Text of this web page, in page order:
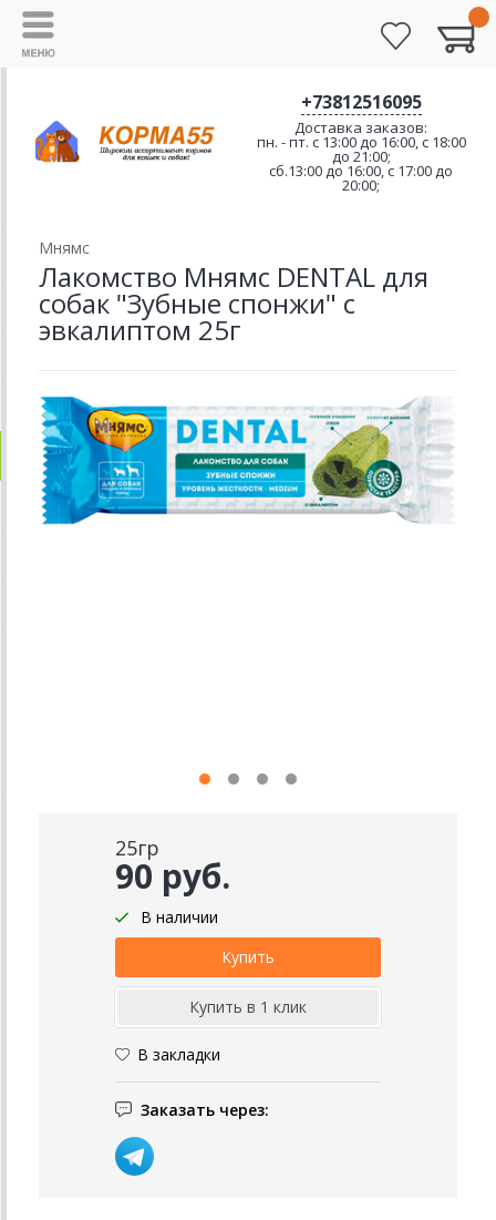
+73812516095
Доставка заказов:
пн. - пт. с 13:00 до 16:00, с 18:00
до 21:00;
сб.13:00 до 16:00, с 17:00 до
20:00;
Мнямс
Лакомство Мнямс DENTAL для
собак "Зубные спонжи" с
эвкалиптом 25г
25гр
90 руб.
В наличии
В закладки
Заказать через: